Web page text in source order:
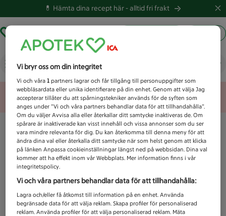
💊 Hämta dina recept här -alltid fri frakt
Vad letar du efter idag?
Unknown error
Vi bryr oss om din integritet
Vi och våra1 partners lagrar och får tillgång till personuppgifter som
webbläsardata eller unika identifierare på din enhet. Genom att välja Jag
accepterar tillåter du att spårningstekniker används för de syften som
anges under ”Vi och våra partners behandlar data för att tillhandahålla”.
Om du väljer Avvisa alla eller återkallar ditt samtycke inaktiveras de. Om
spårare är inaktiverade kan visst innehåll och vissa annonser som du ser
vara mindre relevanta för dig. Du kan återkomma till denna meny för att
ändra dina val eller återkalla ditt samtycke när som helst genom att klicka
på länken Anpassa cookieinställningar längst ned på webbsidan. Dina val
kommer att ha effekt inom vår Webbplats. Mer information finns i vår
integritetspolicy.
Vi och våra partners behandlar data för att tillhandahålla:
Lagra och/eller få åtkomst till information på en enhet. Använda
begränsade data för att välja reklam. Skapa profiler för personaliserad
reklam. Använda profiler för att välja personaliserad reklam. Mäta